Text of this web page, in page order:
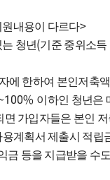
내용이 다르다>
청년(기준 중위소득
에 한하여 본인저축액
이하인 청년은
면 가입자들은 본인
용계획서 제출시 적립
금 등을 지급받을 수